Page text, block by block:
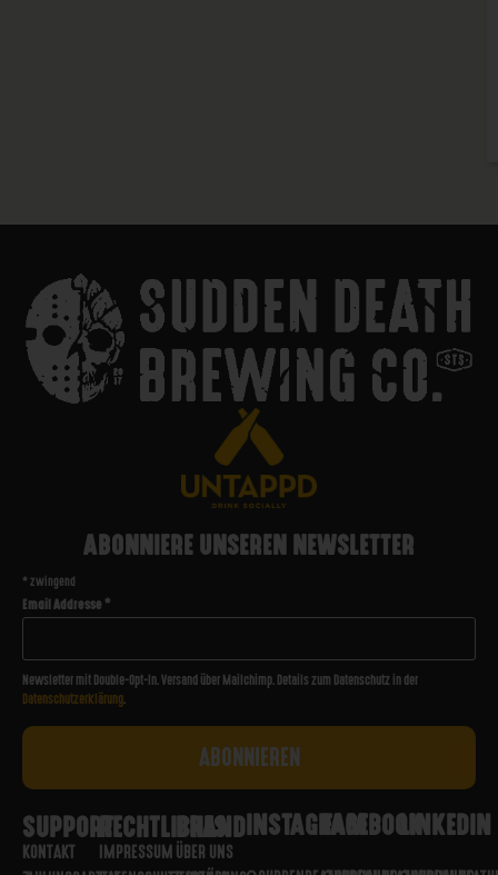
ABONNIERE UNSEREN NEWSLETTER
* zwingend
Email Addresse*
Newsletter mit Double-Opt-In. Versand über Mailchimp. Details zum Datenschutz in der
Datenschutzerklärung.
SUPPORT
KONTAKT
RECHTLICHES
IMPRESSUM
BRAND
ÜBER UNS
INSTAGRAMFACEBOOKLINKEDIN